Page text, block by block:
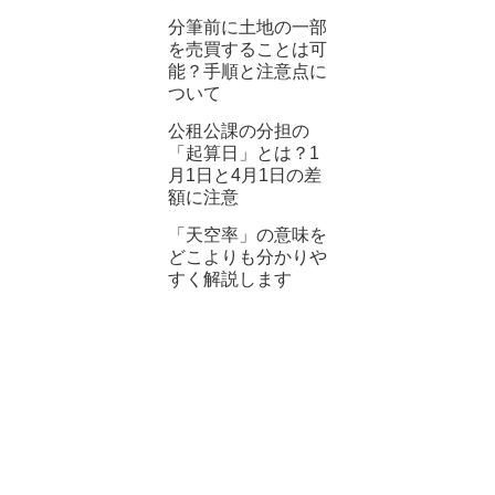
分筆前に土地の一部
を売買することは可
能？手順と注意点に
ついて
公租公課の分担の
「起算日」とは？1
月1日と4月1日の差
額に注意
「天空率」の意味を
どこよりも分かりや
すく解説します